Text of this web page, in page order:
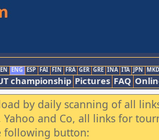
ENG ESP FAI FIN FRA GER GRE INA ITA JPN MKD
championship Pictures FAQ
by daily scanning of all
and Co, all links for
following button: